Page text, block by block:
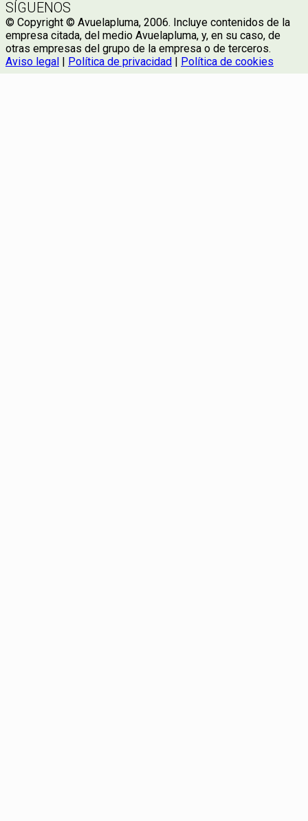
SÍGUENOS
© Copyright © Avuelapluma, 2006. Incluye contenidos de la
empresa citada, del medio Avuelapluma, y, en su caso, de
otras empresas del grupo de la empresa o de terceros.
Aviso legal | Política de privacidad | Política de cookies